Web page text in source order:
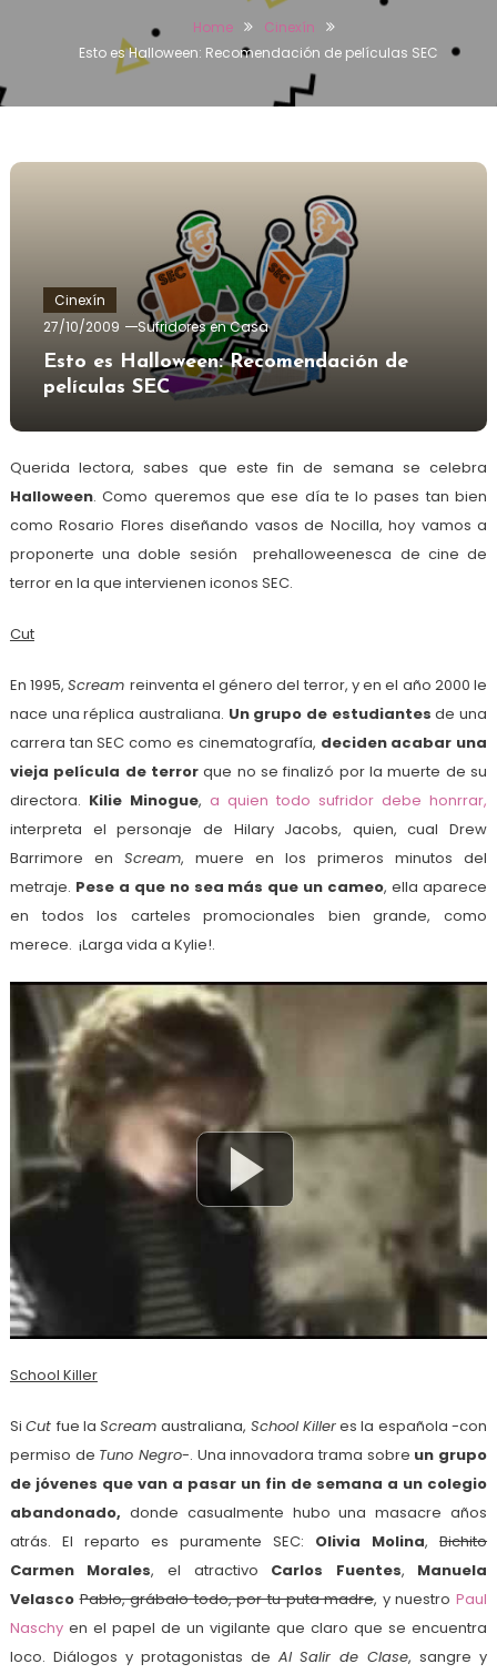
Home
Cinexín
Esto es Halloween: Recomendación de películas SEC
Cinexín
27/10/2009
Sufridores en Casa
Esto es Halloween: Recomendación de
películas SEC
Querida lectora, sabes que este fin de semana se celebra
Halloween. Como queremos que ese día te lo pases tan bien
como Rosario Flores diseñando vasos de Nocilla, hoy vamos a
proponerte una doble sesión prehalloweenesca de cine de
terror en la que intervienen iconos SEC.
Cut
En 1995,Scream reinventa el género del terror, y en el año 2000 le
nace una réplica australiana. Un grupo de estudiantes de una
carrera tan SEC como es cinematografía, deciden acabar una
vieja película de terrorque no se finalizó por la muerte de su
directora. Kilie Minogue, a quien todo sufridor debe honrrar,
interpreta el personaje de Hilary Jacobs, quien, cual Drew
Barrimore en Scream, muere en los primeros minutos del
metraje. Pese a que no sea más que un cameo, ella aparece
en todos los carteles promocionales bien grande, como
merece. ¡Larga vida a Kylie!.
School Killer
SiCut fue laScreamaustraliana, School Killeres la española -con
permiso de Tuno Negro-. Una innovadora trama sobre un grupo
de jóvenes que van a pasar un fin de semana a un colegio
abandonado, donde casualmente hubo una masacre años
atrás. El reparto es puramente SEC: Olivia Molina,Bichito
Carmen Morales, el atractivo Carlos Fuentes, Manuela
Velasco Pablo, grábalo todo, por tu puta madre, y nuestroPaul
Naschyen el papel de un vigilante que claro que se encuentra
loco. Diálogos y protagonistas de Al Salir de Clase, sangre y